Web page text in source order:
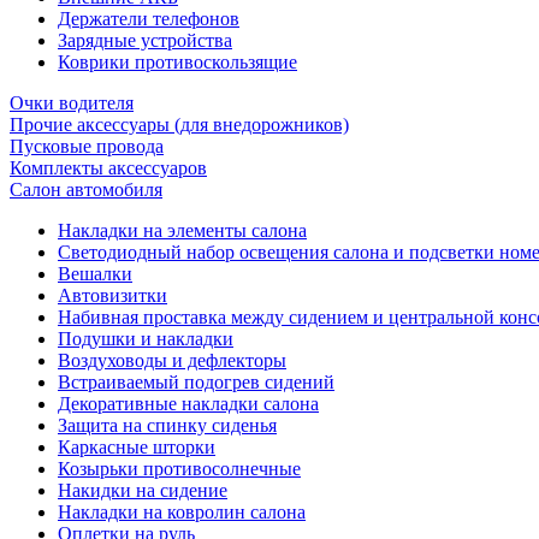
Держатели телефонов
Зарядные устройства
Коврики противоскользящие
Очки водителя
Прочие аксессуары (для внедорожников)
Пусковые провода
Комплекты аксессуаров
Салон автомобиля
Накладки на элементы салона
Светодиодный набор освещения салона и подсветки
Вешалки
Автовизитки
Набивная проставка между сидением и центральной
Подушки и накладки
Воздуховоды и дефлекторы
Встраиваемый подогрев сидений
Декоративные накладки салона
Защита на спинку сиденья
Каркасные шторки
Козырьки противосолнечные
Накидки на сидение
Накладки на ковролин салона
Оплетки на руль